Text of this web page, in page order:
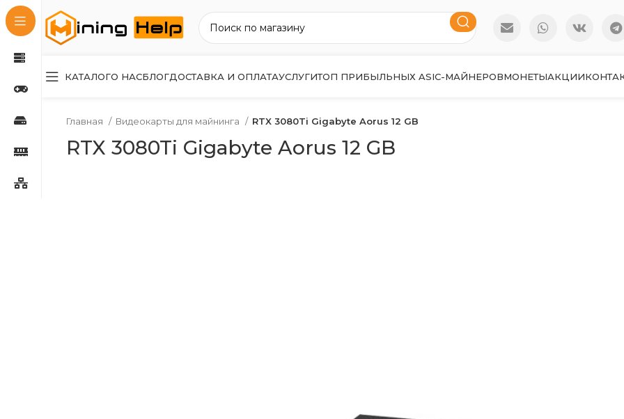
КАТАЛОГО НАСБЛОГДОСТАВКА И ОПЛАТАУСЛУГИТОП ПРИБЫЛЬНЫХ ASIC-МАЙНЕРОВМОНЕТЫАКЦИИ
Главная Видеокарты для майнинга RTX 3080Ti Gigabyte Aorus 12 GB
RTX 3080Ti Gigabyte Aorus 12 GB